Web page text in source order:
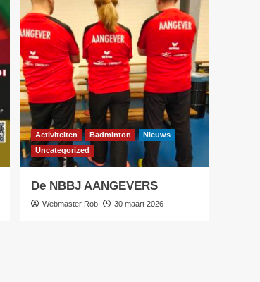
Activiteiten Badminton
Nieuws
Uncategorized
De NBBJ AANGEVERS
Webmaster Rob 30 maart 2026